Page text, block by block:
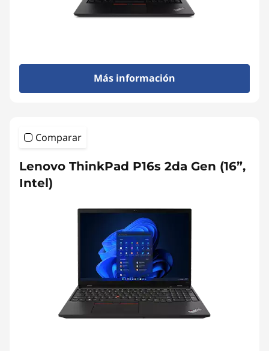
Más información
Comparar
Lenovo ThinkPad P16s 2da Gen (16”,
Intel)